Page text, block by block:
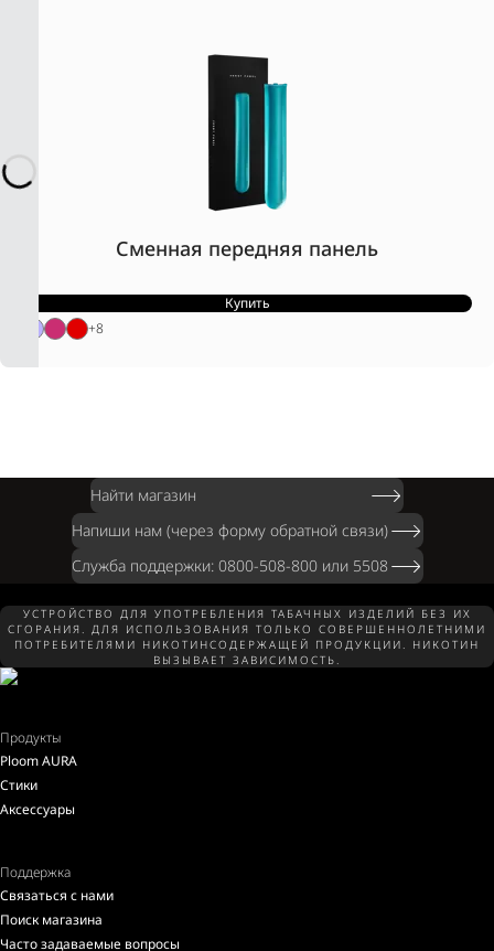
Сменная передняя панель
Купить
+8
Найти магазин
Напиши нам (через форму обратной связи)
Служба поддержки: 0800-508-800 или 5508
УСТРОЙСТВО ДЛЯ УПОТРЕБЛЕНИЯ ТАБАЧНЫХ ИЗДЕЛИЙ БЕЗ ИХ
СГОРАНИЯ. ДЛЯ ИСПОЛЬЗОВАНИЯ ТОЛЬКО СОВЕРШЕННОЛЕТНИМИ
ПОТРЕБИТЕЛЯМИ НИКОТИНСОДЕРЖАЩЕЙ ПРОДУКЦИИ. НИКОТИН
ВЫЗЫВАЕТ ЗАВИСИМОСТЬ.
Продукты
Ploom AURA
Стики
Аксессуары
Поддержка
Связаться с нами
Поиск магазина
Часто задаваемые вопросы